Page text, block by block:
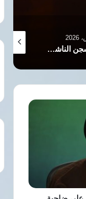
إسبانيا تمنح إيطاليا مهلة نهائية لإنهاء الضوابط الحدودية بسبب أزمة سبتة